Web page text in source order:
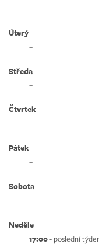
–
Úterý
–
Středa
–
Čtvrtek
–
Pátek
–
Sobota
–
Neděle
17:00- poslední